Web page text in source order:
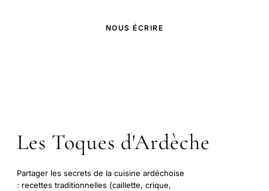
NOUS ÉCRIRE
Les Toques d'Ardèche
Partager les secrets de la cuisine ardéchoise
: recettes traditionnelles (caillette, crique,